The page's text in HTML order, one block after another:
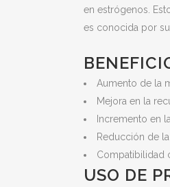
en estrógenos.
es conocida por
Aumento de la
Mejora en la
Incremento en
Reducción de
Compatibilidad
USO DE